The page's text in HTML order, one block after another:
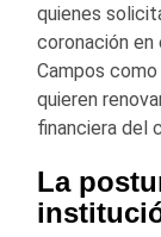
quienes
coronación
Campos
quieren
financiera del
La